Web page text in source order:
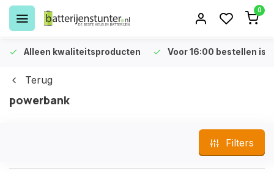
0
Alleen kwaliteitsproducten Voor 16:00 bestellen is
Terug
powerbank
Filters